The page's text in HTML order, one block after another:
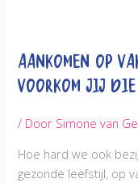
Aankomen op
voorkom jij
/ Door Simone van
Hoe hard we ook
gezonde leefstijl, op